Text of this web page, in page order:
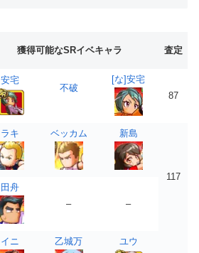
獲得可能なSRイベキャラ 査定
安宅
不破
[な]安宅
87
ラキ ベッカム 新島
117
田舟
–
–
イニ 乙城万 ユウ